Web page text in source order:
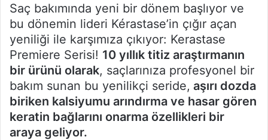
Saç bakımında yeni bir dönem başlıyor ve
bu dönemin lideri Kérastase’in çığır açan
yeniliği ile karşımıza çıkıyor: Kerastase
Premiere Serisi! 10 yıllık titiz araştırmanın
bir ürünü olarak, saçlarınıza profesyonel bir
bakım sunan bu yenilikçi seride, aşırı dozda
biriken kalsiyumu arındırma ve hasar gören
keratin bağlarını onarma özellikleri bir
araya geliyor.